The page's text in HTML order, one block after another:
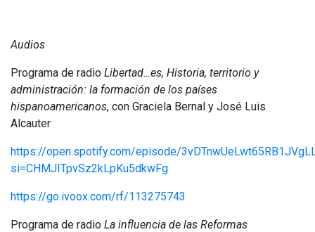
Audios
Programa de radio Libertad…es, Historia, territorio y
administración: la formación de los países
hispanoamericanos, con Graciela Bernal y José Luis
Alcauter
https://open.spotify.com/episode/
si=CHMJITpvSz2kLpKu5dkwFg
https://go.ivoox.com/rf/113275743
Programa de radio La influencia de las Reformas